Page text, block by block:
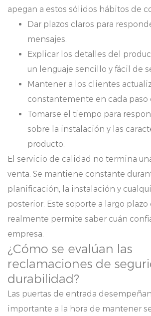
apegan a estos sólidos hábitos de
Dar plazos claros para
mensajes.
Explicar los detalles del
un lenguaje sencillo y fácil de
Mantener a los clientes
constantemente en cada paso
Tomarse el tiempo para
sobre la instalación y las
producto.
El servicio de calidad no termina
venta. Se mantiene constante
planificación, la instalación y
posterior. Este soporte a largo plazo
realmente permite saber cuán
empresa.
¿Cómo se evalúan las
reclamaciones de
durabilidad?
Las puertas de entrada
importante a la hora de mantener